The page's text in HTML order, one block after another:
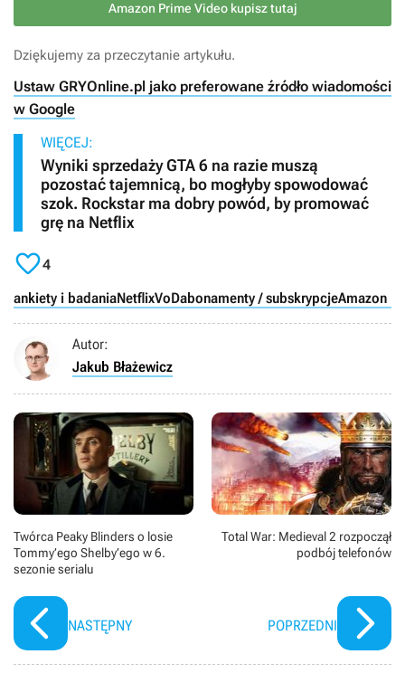
Amazon Prime Video kupisz tutaj
Dziękujemy za przeczytanie artykułu.
Ustaw GRYOnline.pl jako preferowane źródło wiadomości
w Google
WIĘCEJ:
Wyniki sprzedaży GTA 6 na razie muszą
pozostać tajemnicą, bo mogłyby spowodować
szok. Rockstar ma dobry powód, by promować
grę na Netflix
4
ankiety i badaniaNetflixVoDabonamenty / subskrypcjeAmazon
Autor:
Jakub Błażewicz
Twórca Peaky Blinders o losie
Tommy’ego Shelby’ego w 6.
sezonie serialu
NASTĘPNY
Total War: Medieval 2 rozpoczął
podbój telefonów
POPRZEDNI